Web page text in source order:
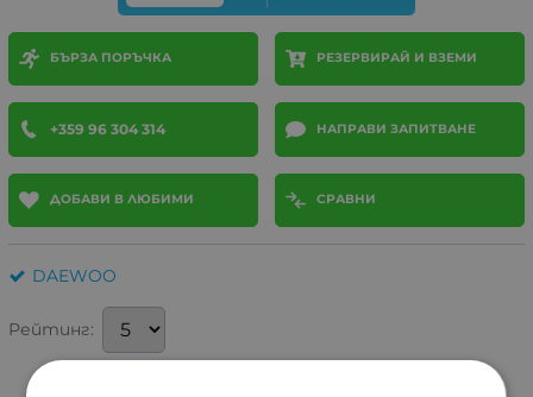
БЪРЗА ПОРЪЧКА РЕЗЕРВИРАЙ И ВЗЕМИ
+359 96 304 314 НАПРАВИ ЗАПИТВАНЕ
ДОБАВИ В ЛЮБИМИ СРАВНИ
DAEWOO
Рейтинг: